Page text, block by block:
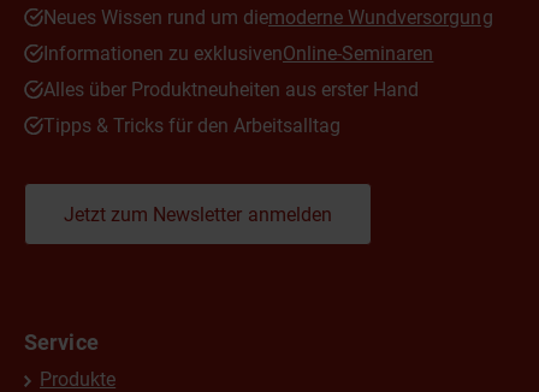
Neues Wissen rund um diemoderne Wundversorgung
Informationen zu exklusivenOnline-Seminaren
Alles über Produktneuheiten aus erster Hand
Tipps & Tricks für den Arbeitsalltag
Jetzt zum Newsletter anmelden
Service
Produkte